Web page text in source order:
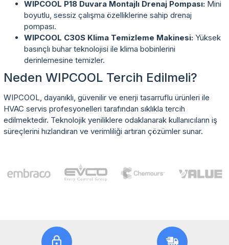
WIPCOOL P18 Duvara Montajlı Drenaj Pompası: Mini
boyutlu, sessiz çalışma özelliklerine sahip drenaj
pompası.
WIPCOOL C30S Klima Temizleme Makinesi: Yüksek
basınçlı buhar teknolojisi ile klima bobinlerini
derinlemesine temizler.
Neden WIPCOOL Tercih Edilmeli?
WIPCOOL, dayanıklı, güvenilir ve enerji tasarruflu ürünleri ile
HVAC servis profesyonelleri tarafından sıklıkla tercih
edilmektedir. Teknolojik yeniliklere odaklanarak kullanıcıların iş
süreçlerini hızlandıran ve verimliliği artıran çözümler sunar.